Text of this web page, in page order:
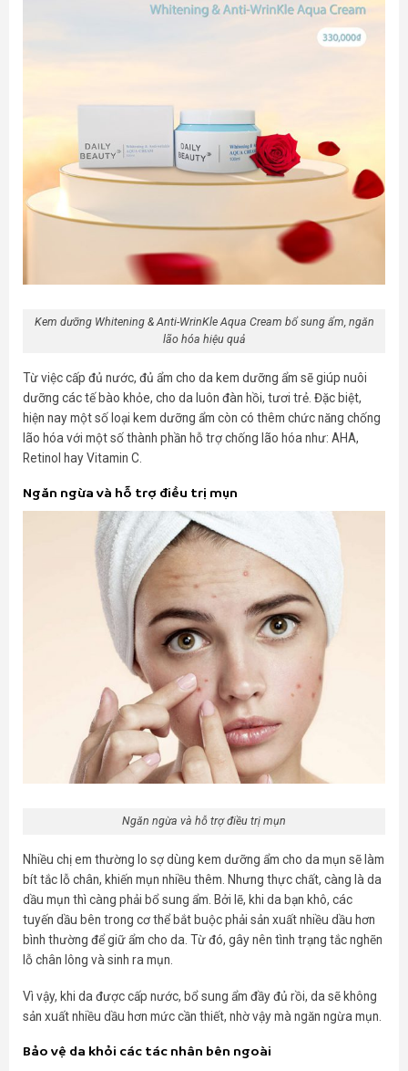
Kem dưỡng Whitening & Anti-WrinKle Aqua Cream bổ sung ẩm, ngăn
lão hóa hiệu quả
Từ việc cấp đủ nước, đủ ẩm cho da kem dưỡng ẩm sẽ giúp nuôi
dưỡng các tế bào khỏe, cho da luôn đàn hồi, tươi trẻ. Đặc biệt,
hiện nay một số loại kem dưỡng ẩm còn có thêm chức năng chống
lão hóa với một số thành phần hỗ trợ chống lão hóa như: AHA,
Retinol hay Vitamin C.
Ngăn ngừa và hỗ trợ điều trị mụn
Ngăn ngừa và hỗ trợ điều trị mụn
Nhiều chị em thường lo sợ dùng kem dưỡng ẩm cho da mụn sẽ làm
bít tắc lỗ chân, khiến mụn nhiều thêm. Nhưng thực chất, càng là da
dầu mụn thì càng phải bổ sung ẩm. Bởi lẽ, khi da bạn khô, các
tuyến dầu bên trong cơ thể bắt buộc phải sản xuất nhiều dầu hơn
bình thường để giữ ẩm cho da. Từ đó, gây nên tình trạng tắc nghẽn
lỗ chân lông và sinh ra mụn.
Vì vậy, khi da được cấp nước, bổ sung ẩm đầy đủ rồi, da sẽ không
sản xuất nhiều dầu hơn mức cần thiết, nhờ vậy mà ngăn ngừa mụn.
Bảo vệ da khỏi các tác nhân bên ngoài